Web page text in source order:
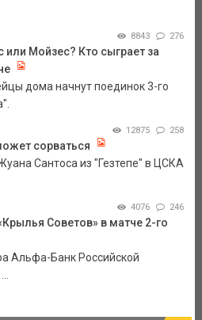
8843 276
или Мойзес? Кто сыграет за
дома начнут поединок 3-го
12875 258
сорваться
Сантоса из "Гезтепе" в ЦСКА
4076 246
Советов» в матче 2-го
Альфа-Банк Российской